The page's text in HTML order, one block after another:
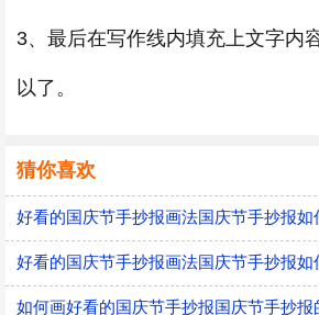
3、最后在写作线内填充上文字内
以了。
猜你喜欢
好看的国庆节手抄报画法国庆节手抄报如
好看的国庆节手抄报画法国庆节手抄报如